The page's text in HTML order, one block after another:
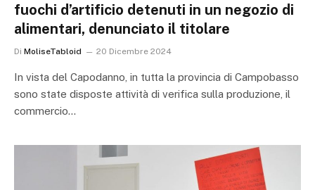
fuochi d’artificio detenuti in un negozio di
alimentari, denunciato il titolare
Di MoliseTabloid 20 Dicembre 2024
In vista del Capodanno, in tutta la provincia di Campobasso
sono state disposte attività di verifica sulla produzione, il
commercio…